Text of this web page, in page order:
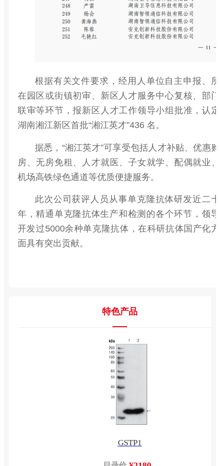
根据有关文件要求，经用人单位自主申报、所
在园区或街镇初审、新区人才服务中心复核、部门
联审等环节，报新区人才工作领导小组批准，认定
湖南湘江新区首批“湘江英才”436 名。
据悉，“湘江英才”可享受包括人才补贴、优惠购
房、无房免租、人才就医、子女就学、配偶就业、
机场高铁绿色通道等优质便捷服务。
此次公司获评人员从事单克隆抗体研发近二十
年，精通单克隆抗体生产和检测的‍各个环节，领导
开发过5000余种单克隆抗体，在科研抗体国产化方
面具有突出贡献。
特色产品
GSTP1